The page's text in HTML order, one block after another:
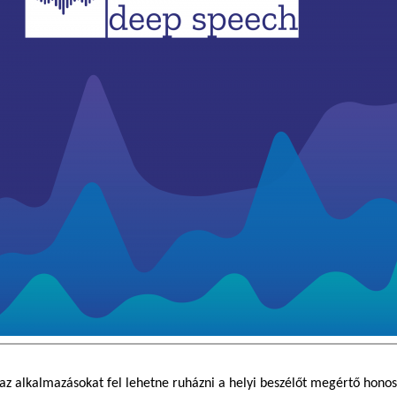
az alkalmazásokat fel lehetne ruházni a helyi beszélőt megértő